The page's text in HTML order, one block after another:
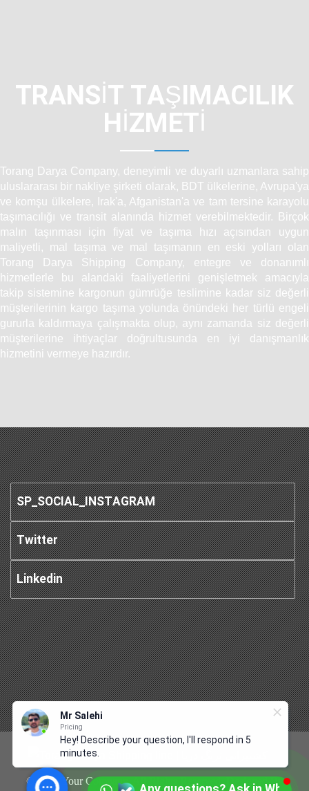
TRANSİT TAŞIMACILIK
HIZMETI
Torang Darya Company, deneyimli ve duyarlı uzmanlara sahip
uluslararası bir nakliye şirketi olarak, BDT ülkelerine, Avrupa'ya
ve komşu ülkelere, Irak'a, Afganistan'a ve tam tersine karayolu
taşımacılığı ve transit alanında hizmet verebilmektedir. Birçok
malın taşınması için fiyat ve taşıma hızı açısından uygun
maliyetli, mal taşıma ve mal taşımanın en eski yolları olan
Torang Darya Shipping Company, entegre ve donanımlı
hizmetlerle bu alandaki faaliyetlerini genişletmek amacıyla
takip sistemine kargonun gümrüğe teslimine kadar siz değerli
müşterilerinin kargo taşıma yolunda önündeki her türlü engeli
gururla kaldırmaya çalışmakta olup, aynı zamanda siz değerli
müşterilerine ihtiyaçlar doğrultusunda en iyi danışmanlık
hizmetini vermeye hazırdır.
SP_SOCIAL_INSTAGRAM
Twitter
Linkedin
© 2010 Your Company. All Rights Reserved. Designed By
Mr Salehi
Pricing
Hey! Describe your question, I'll respond in 5
minutes.